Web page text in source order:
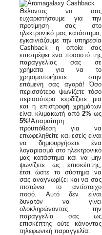
Θέλοντας να σας
ευχαριστήσουμε για την
προτίμηση σας στο
ηλεκτρονικό μας κατάστημα,
εγκαινιάζουμε την υπηρεσία
Cashback η οποία σας
επιστρέφει ένα ποσοστό της
παραγγελίας σας σε
χρήματα για να το
χρησιμοποιήσετε στην
επόμενη σας αγορά! Όσο
περισσότερο ψωνίζετε τόσο
περισσότερο κερδίζετε μια
και η επιστροφή χρημάτων
είναι κλιμακωτή από 2%ως
5%!Απαραίτητη
προϋπόθεση για να
επωφεληθείτε και εσείς είναι
να δημιουργήσετε ένα
λογαριασμό στο ηλεκτρονικό
μας κατάστημα και να μην
ψωνίζετε ως επισκέπτης,
έτσι ώστε το σύστημα να
σας αναγνωρίζει και να σας
πιστώνει το αντίστοιχο
ποσό. Αυτό δεν είναι
δυνατόν να γίνει
ολοκληρώνοντας την
παραγγελία σας ως
επισκέπτης ούτε κάνοντας
τηλεφωνική παραγγελία.